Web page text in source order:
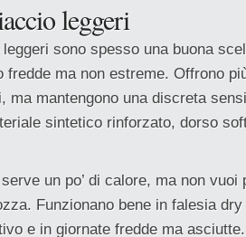
leggeri
sono spesso una buona
fredde ma non estreme. Offrono
ma mantengono una discreta
sintetico rinforzato, dorso
un po’ di calore, ma non vuoi
Funzionano bene in falesia
e in giornate fredde ma